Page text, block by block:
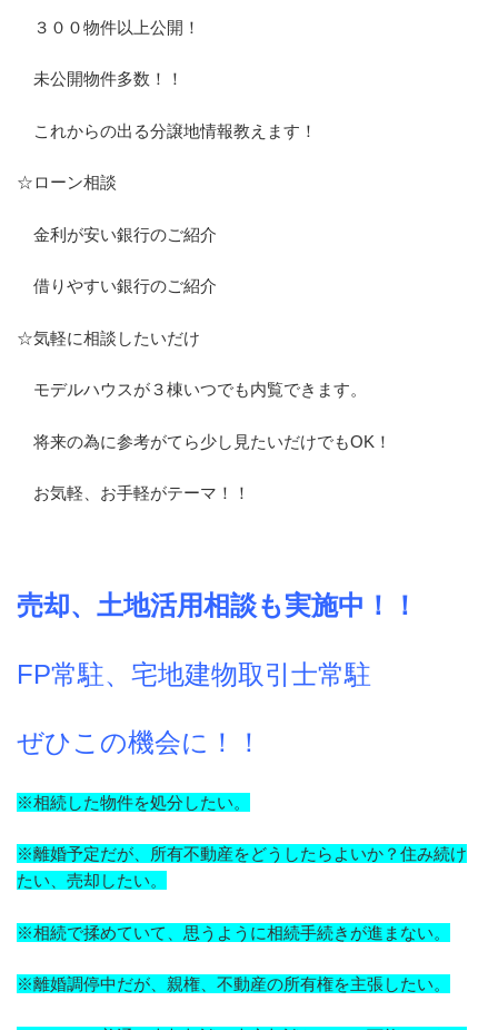
３００物件以上公開！
未公開物件多数！！
これからの出る分譲地情報教えます！
☆ローン相談
金利が安い銀行のご紹介
借りやすい銀行のご紹介
☆気軽に相談したいだけ
モデルハウスが３棟いつでも内覧できます。
将来の為に参考がてら少し見たいだけでもOK！
お気軽、お手軽がテーマ！！
売却、土地活用相談も実施中！！
FP常駐、宅地建物取引士常駐
ぜひこの機会に！！
※相続した物件を処分したい。
※離婚予定だが、所有不動産をどうしたらよいか？住み続け
たい、売却したい。
※相続で揉めていて、思うように相続手続きが進まない。
※離婚調停中だが、親権、不動産の所有権を主張したい。